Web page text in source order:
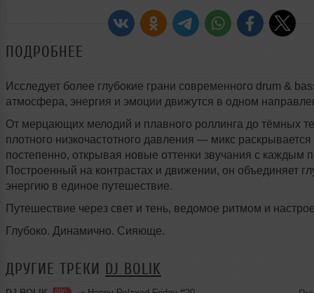
ПОДРОБНЕЕ
Исследует более глубокие грани современного drum &
атмосфера, энергия и эмоции движутся в одном
От мерцающих мелодий и плавного роллинга до тёмных
плотного низкочастотного давления — микс раскрывается
постепенно, открывая новые оттенки звучания с каждым
Построенный на контрастах и движении, он объединяет
энергию в единое путешествие.
Путешествие через свет и тень, ведомое ритмом и
Глубоко. Динамично. Сияюще.
ДРУГИЕ ТРЕКИ DJ BOLIK